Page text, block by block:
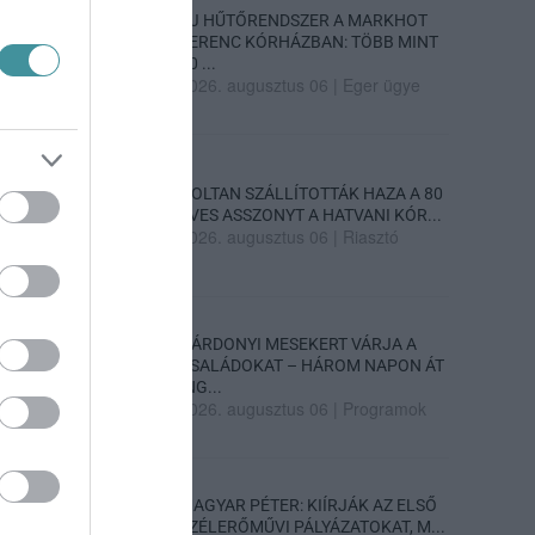
ÚJ HŰTŐRENDSZER A MARKHOT
FERENC KÓRHÁZBAN: TÖBB MINT
70 ...
2026. augusztus 06 Eger ügye
HOLTAN SZÁLLÍTOTTÁK HAZA A 80
ÉVES ASSZONYT A HATVANI KÓR...
2026. augusztus 06 Riasztó
GÁRDONYI MESEKERT VÁRJA A
CSALÁDOKAT – HÁROM NAPON ÁT
ING...
2026. augusztus 06 Programok
MAGYAR PÉTER: KIÍRJÁK AZ ELSŐ
SZÉLERŐMŰVI PÁLYÁZATOKAT, M...